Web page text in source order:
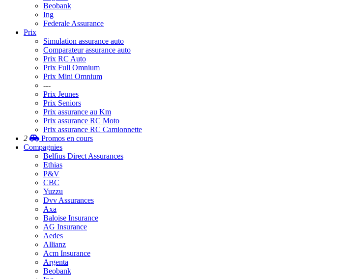
Beobank
Ing
Federale Assurance
Prix
Simulation assurance auto
Comparateur assurance auto
Prix RC Auto
Prix Full Omnium
Prix Mini Omnium
---
Prix Jeunes
Prix Seniors
Prix assurance au Km
Prix assurance RC Moto
Prix assurance RC Camionnette
2
Promos en cours
Compagnies
Belfius Direct Assurances
Ethias
P&V
CBC
Yuzzu
Dvv Assurances
Axa
Baloise Insurance
AG Insurance
Aedes
Allianz
Acm Insurance
Argenta
Beobank